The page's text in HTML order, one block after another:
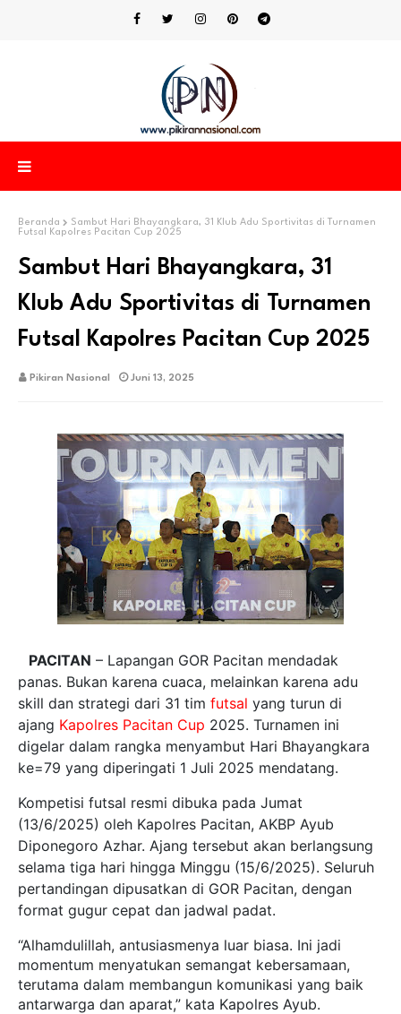
Beranda
Sambut Hari Bhayangkara, 31 Klub Adu Sportivitas di Turnamen
Futsal Kapolres Pacitan Cup 2025
Sambut Hari Bhayangkara, 31
Klub Adu Sportivitas di Turnamen
Futsal Kapolres Pacitan Cup 2025
Pikiran Nasional Juni 13, 2025
PACITAN – Lapangan GOR Pacitan mendadak
panas. Bukan karena cuaca, melainkan karena adu
skill dan strategi dari 31 tim futsal yang turun di
ajang Kapolres Pacitan Cup 2025. Turnamen ini
digelar dalam rangka menyambut Hari Bhayangkara
ke=79 yang diperingati 1 Juli 2025 mendatang.
Kompetisi futsal resmi dibuka pada Jumat
(13/6/2025) oleh Kapolres Pacitan, AKBP Ayub
Diponegoro Azhar. Ajang tersebut akan berlangsung
selama tiga hari hingga Minggu (15/6/2025). Seluruh
pertandingan dipusatkan di GOR Pacitan, dengan
format gugur cepat dan jadwal padat.
“Alhamdulillah, antusiasmenya luar biasa. Ini jadi
momentum menyatukan semangat kebersamaan,
terutama dalam membangun komunikasi yang baik
antarwarga dan aparat,” kata Kapolres Ayub.